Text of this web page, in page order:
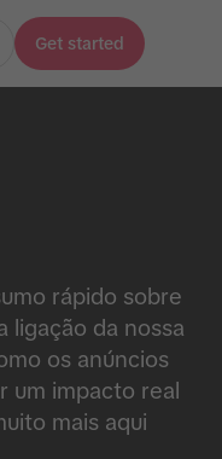
Get started
rápido sobre
ligação da nossa
os anúncios
um impacto real
mais aqui